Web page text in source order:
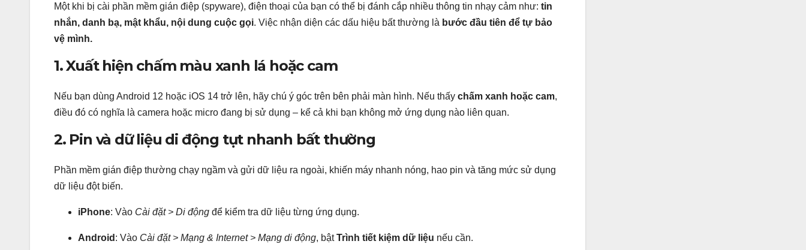
Một khi bị cài phần mềm gián điệp (spyware), điện thoại của bạn có thể bị đánh cắp nhiều thông tin nhạy cảm như: tin
nhắn, danh bạ, mật khẩu, nội dung cuộc gọi. Việc nhận diện các dấu hiệu bất thường là bước đầu tiên để tự bảo
vệ mình.
1. Xuất hiện chấm màu xanh lá hoặc cam
Nếu bạn dùng Android 12 hoặc iOS 14 trở lên, hãy chú ý góc trên bên phải màn hình. Nếu thấy chấm xanh hoặc cam,
điều đó có nghĩa là camera hoặc micro đang bị sử dụng – kể cả khi bạn không mở ứng dụng nào liên quan.
2. Pin và dữ liệu di động tụt nhanh bất thường
Phần mềm gián điệp thường chạy ngầm và gửi dữ liệu ra ngoài, khiến máy nhanh nóng, hao pin và tăng mức sử dụng
dữ liệu đột biến.
iPhone: Vào Cài đặt > Di động để kiểm tra dữ liệu từng ứng dụng.
Android : Vào Cài đặt > Mạng & Internet > Mạng di động, bậtTrình tiết kiệm dữ liệu nếu cần.